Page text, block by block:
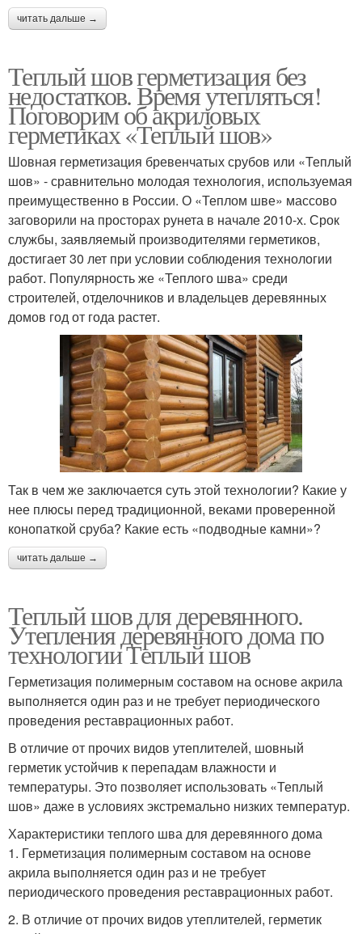
читать дальше →
Теплый шов герметизация без
недостатков. Время утепляться!
Поговорим об акриловых
герметиках «Теплый шов»
Шовная герметизация бревенчатых срубов или «Теплый
шов» - сравнительно молодая технология, используемая
преимущественно в России. О «Теплом шве» массово
заговорили на просторах рунета в начале 2010-х. Срок
службы, заявляемый производителями герметиков,
достигает 30 лет при условии соблюдения технологии
работ. Популярность же «Теплого шва» среди
строителей, отделочников и владельцев деревянных
домов год от года растет.
Так в чем же заключается суть этой технологии? Какие у
нее плюсы перед традиционной, веками проверенной
конопаткой сруба? Какие есть «подводные камни»?
читать дальше →
Теплый шов для деревянного.
Утепления деревянного дома по
технологии Теплый шов
Герметизация полимерным составом на основе акрила
выполняется один раз и не требует периодического
проведения реставрационных работ.
В отличие от прочих видов утеплителей, шовный
герметик устойчив к перепадам влажности и
температуры. Это позволяет использовать «Теплый
шов» даже в условиях экстремально низких температур.
Характеристики теплого шва для деревянного дома
1. Герметизация полимерным составом на основе
акрила выполняется один раз и не требует
периодического проведения реставрационных работ.
2. В отличие от прочих видов утеплителей, герметик